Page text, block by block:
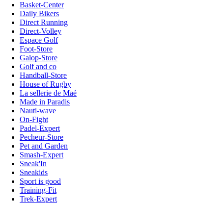
Basket-Center
Daily Bikers
Direct Running
Direct-Volley
Espace Golf
Foot-Store
Galop-Store
Golf and co
Handball-Store
House of Rugby
La sellerie de Maé
Made in Paradis
Nauti-wave
On-Fight
Padel-Expert
Pecheur-Store
Pet and Garden
Smash-Expert
Sneak'In
Sneakids
Sport is good
Training-Fit
Trek-Expert